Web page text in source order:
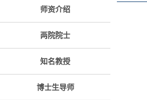
师资介绍
两院院士
知名教授
博士生导师